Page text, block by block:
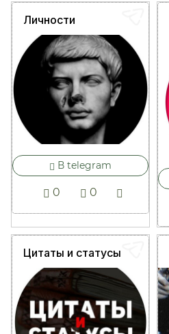
Личности
В telegram
0 0
Цитаты и статусы